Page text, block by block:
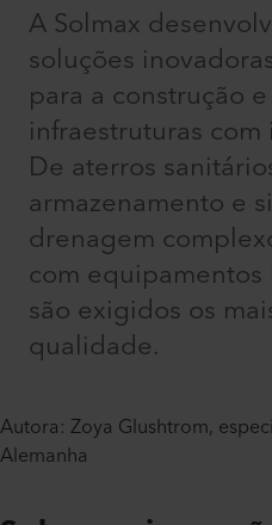
A Solmax
soluções
para a construção
infraestruturas
De aterros
armazenamento e
drenagem
com
são exigidos os
qualidade.
Autora: Zoya Glushtrom,
Alemanha